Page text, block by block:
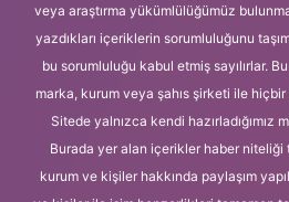
veya araştırma yükümlülüğümüz
yazdıkları içeriklerin sorumluluğunu
bu sorumluluğu kabul etmiş sayılırlar.
marka, kurum veya şahıs şirketi ile hiçbir
Sitede yalnızca kendi hazırladığımız
Burada yer alan içerikler haber niteliği
kurum ve kişiler hakkında paylaşım